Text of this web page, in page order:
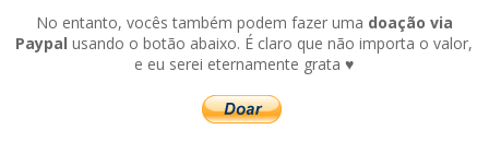
No entanto, vocês também podem fazer uma doação via
Paypal usando o botão abaixo. É claro que não importa o valor,
e eu serei eternamente grata ♥